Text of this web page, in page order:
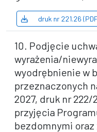
druk nr 221.26
10. Podjęcie
wyrażenia/
wyodrębnienie w
przeznaczonych
2027, druk nr 222/
przyjęcia
bezdomnymi